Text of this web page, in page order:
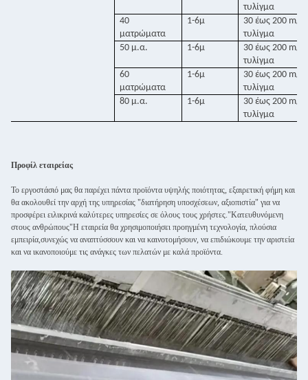
τυλίγμα
40
ματρώματα
1-6μ
30 έως 200 m/
τυλίγμα
50 μ.α.
1-6μ
30 έως 200 m/
τυλίγμα
60
ματρώματα
1-6μ
30 έως 200 m/
τυλίγμα
80 μ.α.
1-6μ
30 έως 200 m/
τυλίγμα
Προφίλ εταιρείας
Το εργοστάσιό μας θα παρέχει πάντα προϊόντα υψηλής ποιότητας, εξαιρετική φήμη και
θα ακολουθεί την αρχή της υπηρεσίας "διατήρηση υποσχέσεων, αξιοπιστία" για να
προσφέρει ειλικρινά καλύτερες υπηρεσίες σε όλους τους χρήστες."Κατευθυνόμενη
στους ανθρώπους"Η εταιρεία θα χρησιμοποιήσει προηγμένη τεχνολογία, πλούσια
εμπειρία,συνεχώς να αναπτύσσουν και να καινοτομήσουν, να επιδιώκουμε την αριστεία
και να ικανοποιούμε τις ανάγκες των πελατών με καλά προϊόντα.